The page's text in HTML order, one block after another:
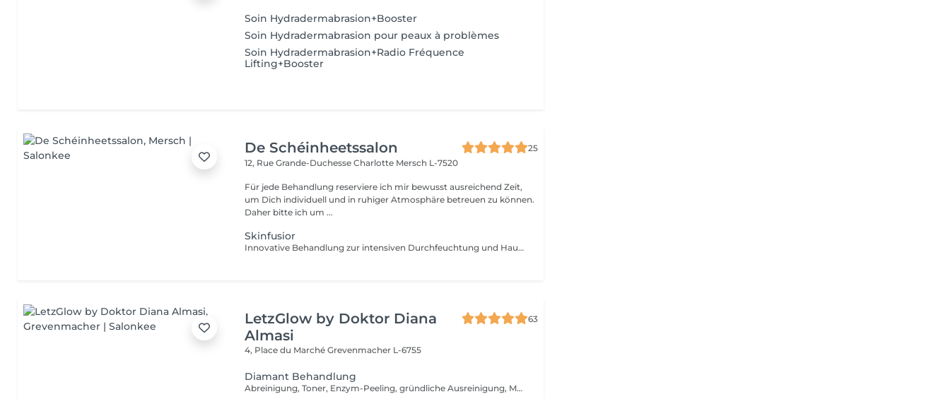
Soin Hydradermabrasion+Booster
Soin Hydradermabrasion pour peaux à problèmes
Soin Hydradermabrasion+Radio Fréquence
Lifting+Booster
De Schéinheetssalon
25
12, Rue Grande-Duchesse Charlotte Mersch L-7520
Für jede Behandlung reserviere ich mir bewusst ausreichend Zeit,
um Dich individuell und in ruhiger Atmosphäre betreuen zu können.
Daher bitte ich um ...
Skinfusior
Innovative Behandlung zur intensiven Durchfeuchtung und Hauterneuerung. Kombination aus Peeling, Ultraschall, Wirkstoffeinschleusung und abschließender Versiegelung für maximale Hautgesundheit.
LetzGlow by Doktor Diana
Almasi
63
4, Place du MarchéGrevenmacher L-6755
Diamant Behandlung
Abreinigung, Toner, Enzym-Peeling, gründliche Ausreinigung, Massage, medizinische Wirkstoffeinschleusen mit Ultraschallgerät in den Gesichts- und Augenpartien, intensive Hautverjüngung mit V-TOX Maske + Infrabehandlung, Fuß- oder Armmassage, Vliesmaske, Abschlusspflege, Sonnenschutzcream